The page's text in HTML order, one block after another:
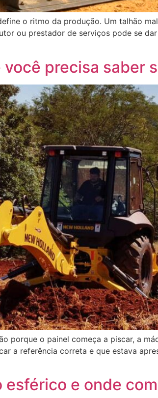
o ritmo da produção. Um talhão
ou prestador de serviços pode se
precisa saber
porque o painel começa a piscar, a
a referência correta e que estava
e onde